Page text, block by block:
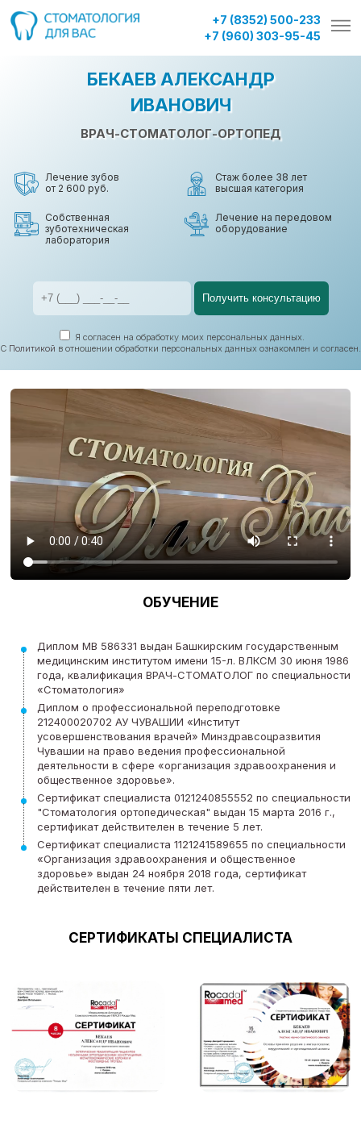
+7 (8352) 500-233
+7 (960) 303-95-45
БЕКАЕВ АЛЕКСАНДР
ИВАНОВИЧ
ВРАЧ-СТОМАТОЛОГ-ОРТОПЕД
Лечение зубов
от 2 600 руб.
Стаж более 38 лет
высшая категория
Собственная
зуботехническая
лаборатория
Лечение на передовом
оборудование
Я согласен на обработку моих персональных данных.
С Политикой в отношении обработки персональных данных ознакомлен и согласен.
ОБУЧЕНИЕ
Диплом МВ 586331 выдан Башкирским государственным
медицинским институтом имени 15-л. ВЛКСМ 30 июня 1986
года, квалификация ВРАЧ-СТОМАТОЛОГ по специальности
«Стоматология»
Диплом о профессиональной переподготовке
212400020702 АУ ЧУВАШИИ «Институт
усовершенствования врачей» Минздравсоцразвития
Чувашии на право ведения профессиональной
деятельности в сфере «организация здравоохранения и
общественное здоровье».
Сертификат специалиста 0121240855552 по специальности
"Стоматология ортопедическая" выдан 15 марта 2016 г.,
сертификат действителен в течение 5 лет.
Сертификат специалиста 1121241589655 по специальности
«Организация здравоохранения и общественное
здоровье» выдан 24 ноября 2018 года, сертификат
действителен в течение пяти лет.
СЕРТИФИКАТЫ СПЕЦИАЛИСТА
Запись на приём к врачу